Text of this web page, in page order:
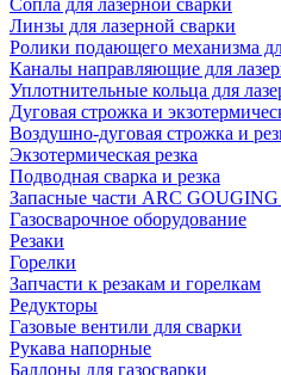
Сопла для лазерной сварки
Линзы для лазерной сварки
Ролики подающего механизма
Каналы направляющие для
Уплотнительные кольца для
Дуговая строжка и
Воздушно-дуговая строжка и
Экзотермическая резка
Подводная сварка и резка
Запасные части ARC
Газосварочное оборудование
Резаки
Горелки
Запчасти к резакам и горелкам
Редукторы
Газовые вентили для сварки
Рукава напорные
Баллоны для газосварки